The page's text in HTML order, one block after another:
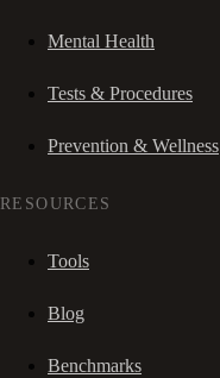
Mental Health
Tests & Procedures
Prevention & Wellness
RESOURCES
Tools
Blog
Benchmarks